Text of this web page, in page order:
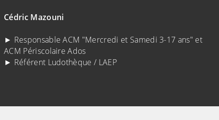
Cédric Mazouni
► Responsable ACM "Mercredi et Samedi 3-17 ans" et
ACM Périscolaire Ados
► Référent Ludothèque / LAEP